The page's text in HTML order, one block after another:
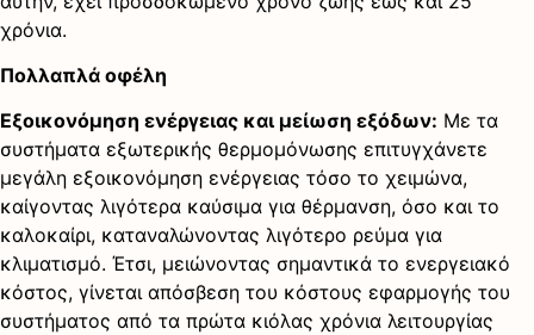
χρόνια.
Πολλαπλά οφέλη
Εξοικονόμηση ενέργειας και μείωση εξόδων: Με τα
συστήματα εξωτερικής θερμομόνωσης επιτυγχάνετε
μεγάλη εξοικονόμηση ενέργειας τόσο το χειμώνα,
καίγοντας λιγότερα καύσιμα για θέρμανση, όσο και το
καλοκαίρι, καταναλώνοντας λιγότερο ρεύμα για
κλιματισμό. Έτσι, μειώνοντας σημαντικά το ενεργειακό
κόστος, γίνεται απόσβεση του κόστους εφαρμογής του
συστήματος από τα πρώτα κιόλας χρόνια λειτουργίας